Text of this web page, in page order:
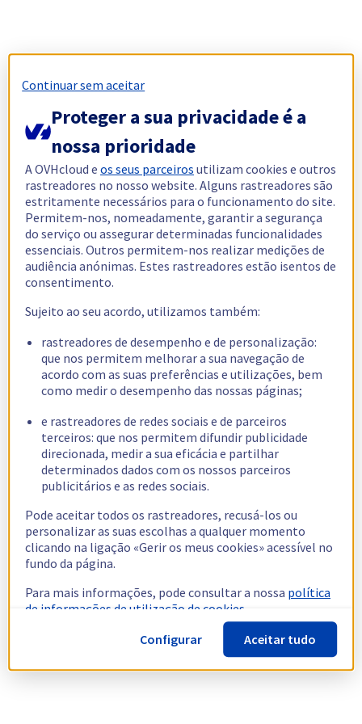
Continuar sem aceitar
Proteger a sua privacidade é a
nossa prioridade
A OVHcloud eos seus parceiros utilizam cookies e outros
rastreadores no nosso website. Alguns rastreadores são
estritamente necessários para o funcionamento do site.
Permitem-nos, nomeadamente, garantir a segurança
do serviço ou assegurar determinadas funcionalidades
essenciais. Outros permitem-nos realizar medições de
audiência anónimas. Estes rastreadores estão isentos de
consentimento.
Sujeito ao seu acordo, utilizamos também:
rastreadores de desempenho e de personalização:
que nos permitem melhorar a sua navegação de
acordo com as suas preferências e utilizações, bem
como medir o desempenho das nossas páginas;
e rastreadores de redes sociais e de parceiros
terceiros: que nos permitem difundir publicidade
direcionada, medir a sua eficácia e partilhar
determinados dados com os nossos parceiros
publicitários e as redes sociais.
Pode aceitar todos os rastreadores, recusá-los ou
personalizar as suas escolhas a qualquer momento
clicando na ligação «Gerir os meus cookies» acessível no
fundo da página.
Para mais informações, pode consultar a nossa política
de informações de utilização de cookies.
Configurar
Aceitar tudo